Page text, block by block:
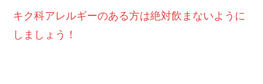
キク科アレルギーのある方は絶対飲まないように
しましょう！